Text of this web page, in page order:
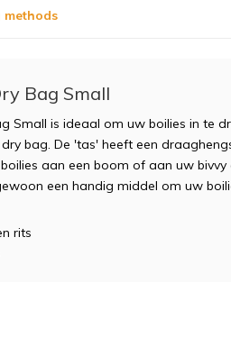
methods
Bag Small
Small is ideaal om uw boilies in te
bag. De 'tas' heeft een
aan een boom of aan uw
een handig middel om uw
rits